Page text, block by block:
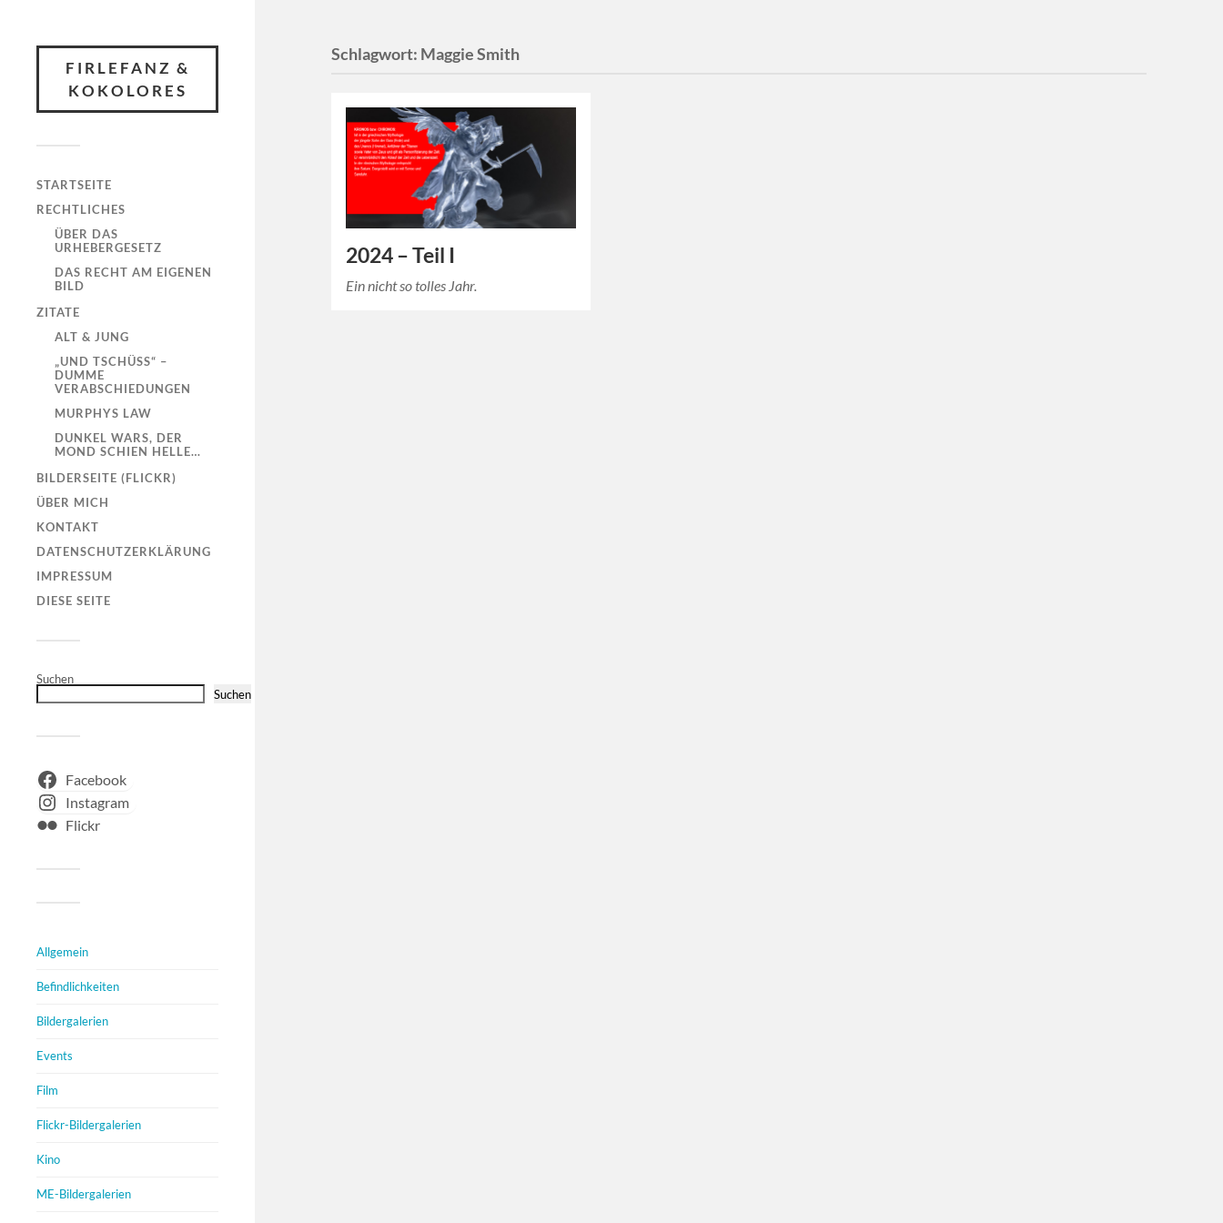
FIRLEFANZ &
KOKOLORES
STARTSEITE
RECHTLICHES
ÜBER DAS
URHEBERGESETZ
DAS RECHT AM EIGENEN
BILD
ZITATE
ALT & JUNG
„UND TSCHÜSS“ –
DUMME
VERABSCHIEDUNGEN
MURPHYS LAW
DUNKEL WARS, DER
MOND SCHIEN HELLE…
BILDERSEITE (FLICKR)
ÜBER MICH
KONTAKT
DATENSCHUTZERKLÄRUNG
IMPRESSUM
DIESE SEITE
Suchen
Suchen
Facebook
Instagram
Flickr
Allgemein
Befindlichkeiten
Bildergalerien
Events
Film
Flickr-Bildergalerien
Kino
ME-Bildergalerien
Schlagwort: Maggie Smith
2024 – Teil I
Ein nicht so tolles Jahr.